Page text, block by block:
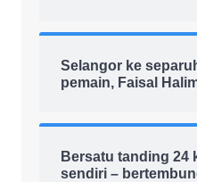
Selangor ke
pemain, Faisal
Bersatu tanding 24
sendiri –